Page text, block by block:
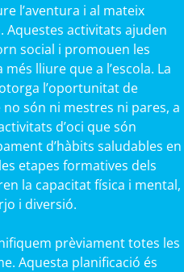
l’aventura i al mateix
activitats ajuden
social i promouen les
lliure que a l’escola. La
l’oportunitat de
són ni mestres ni pares, a
d’oci que són
d’hàbits saludables en
etapes formatives dels
la capacitat física i mental,
i diversió.
prèviament totes les
Aquesta planificació és